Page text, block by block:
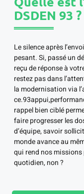
DSDEN 93 ?
Le silence après
pesant. Si, passé un
reçu de réponse à
restez pas dans
la modernisation via
rappel bien ciblé
faire progresser les
d’équipe, savoir
monde avance au
qui rend nos
quotidien, non ?